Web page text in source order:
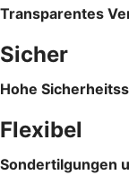
Transparentes
Sicher
Hohe
Flexibel
Sondertilgungen